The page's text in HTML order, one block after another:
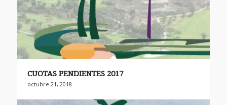
CUOTAS PENDIENTES 2017
octubre 21, 2018